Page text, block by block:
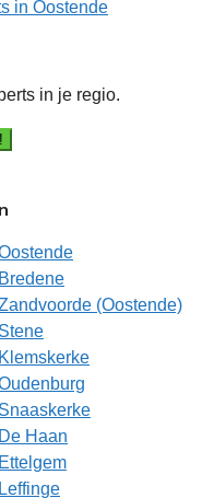
in Oostende
in je regio.
(Oostende)
Haan